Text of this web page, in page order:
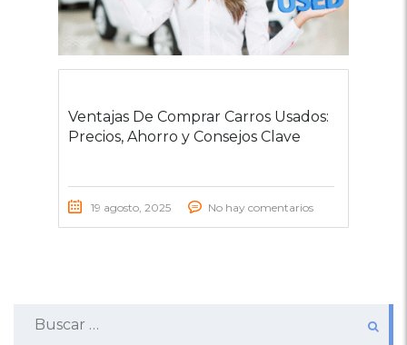
Ventajas De Comprar Carros Usados:
Precios, Ahorro y Consejos Clave
19 agosto, 2025 No hay comentarios